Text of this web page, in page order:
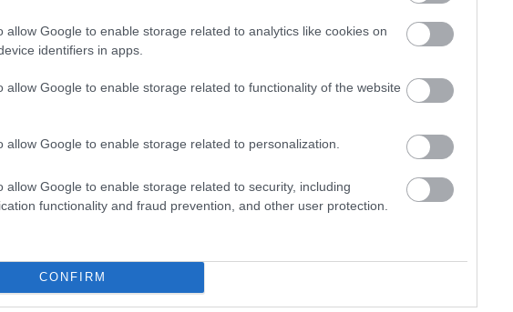
allow Google to enable storage related to analytics like cookies on
identifiers in apps.
allow Google to enable storage related to functionality of the website
allow Google to enable storage related to personalization.
allow Google to enable storage related to security, including
functionality and fraud prevention, and other user protection.
CONFIRM